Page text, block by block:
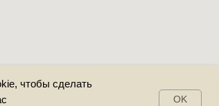
чтобы сделать
OK